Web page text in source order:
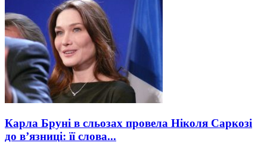
Карла Бруні в сльозах провела Ніколя Саркозі
до в’язниці: її слова...